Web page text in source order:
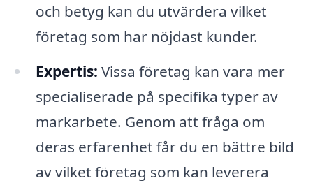
och betyg kan du utvärdera vilket
företag som har nöjdast kunder.
Expertis: Vissa företag kan vara mer
specialiserade på specifika typer av
markarbete. Genom att fråga om
deras erfarenhet får du en bättre bild
av vilket företag som kan leverera